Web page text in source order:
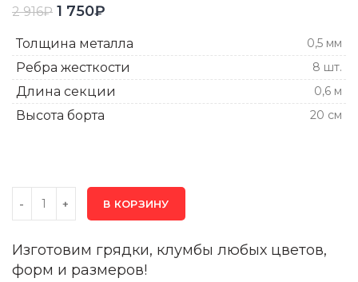
2 916₽ 1 750₽
Толщина металла 0,5 мм
Ребра жесткости 8 шт.
Длина секции 0,6 м
Высота борта 20 см
В КОРЗИНУ
Изготовим грядки, клумбы любых цветов,
форм и размеров!